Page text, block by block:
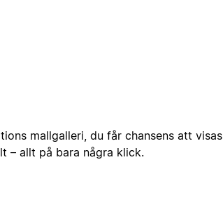
mallgalleri, du får chansens att visas
– allt på bara några klick.